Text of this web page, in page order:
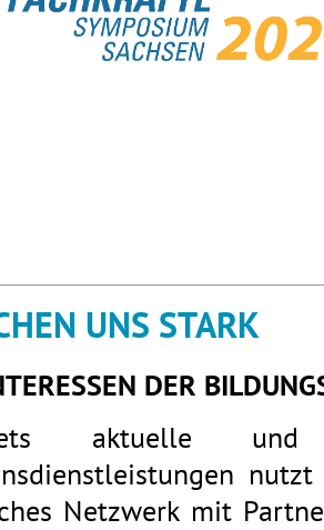
UNS STARK
DER
aktuelle und
Netzwerk mit